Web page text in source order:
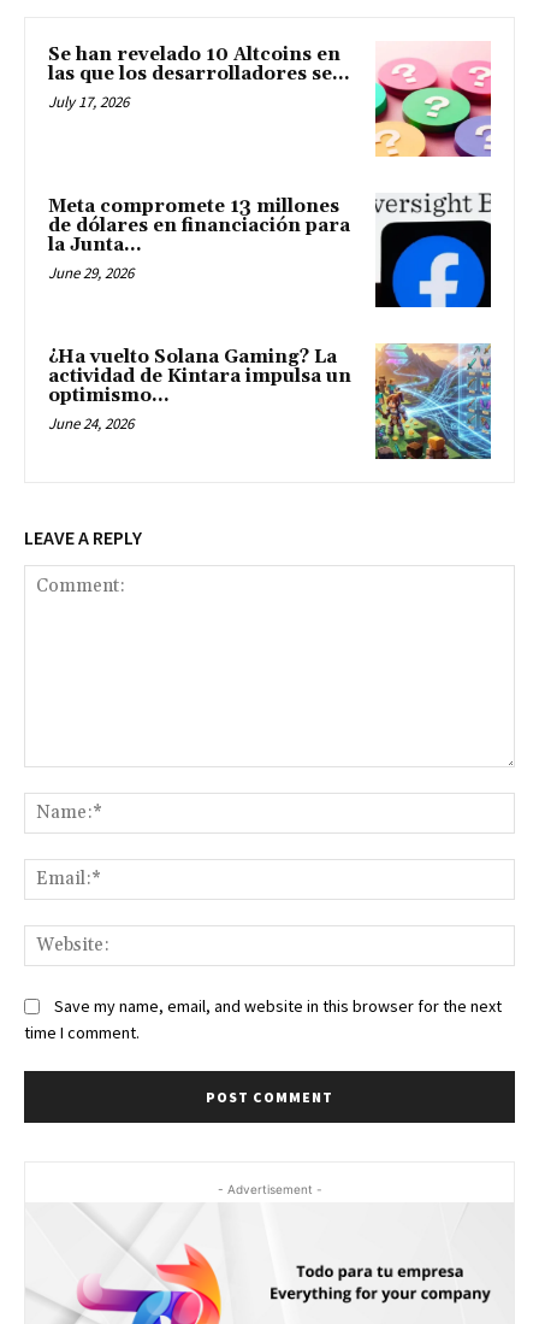
Se han revelado 10 Altcoins en
las que los desarrolladores se...
July 17, 2026
Meta compromete 13 millones
de dólares en financiación para
la Junta...
June 29, 2026
¿Ha vuelto Solana Gaming? La
actividad de Kintara impulsa un
optimismo...
June 24, 2026
LEAVE A REPLY
Save my name, email, and website in this browser for the next
time I comment.
- Advertisement -